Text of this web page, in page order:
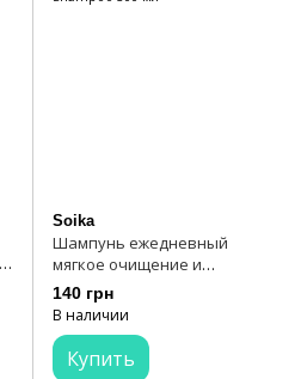
Soika
Шампунь ежедневный
мягкое очищение и
увлажнение Soika Shampoo
300 мл
140 грн
В наличии
Купить